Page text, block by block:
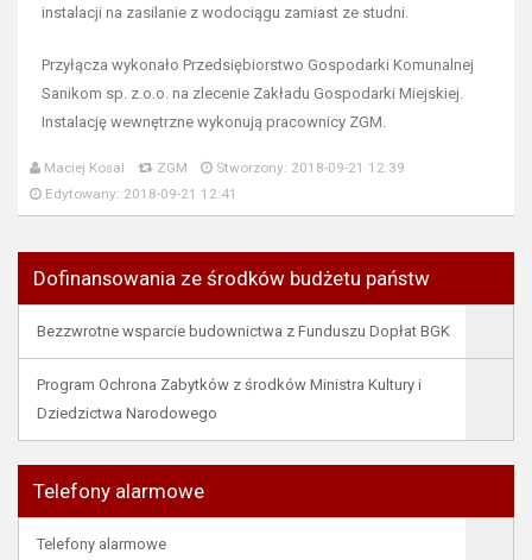
instalacji na zasilanie z wodociągu zamiast ze studni.
Przyłącza wykonało Przedsiębiorstwo Gospodarki Komunalnej
Sanikom sp. z.o.o. na zlecenie Zakładu Gospodarki Miejskiej.
Instalację wewnętrzne wykonują pracownicy ZGM.
Maciej Kosal ZGM
Stworzony: 2018-09-21 12:39
Edytowany: 2018-09-21 12:41
Dofinansowania ze środków budżetu państw
Bezzwrotne wsparcie budownictwa z Funduszu Dopłat BGK
Program Ochrona Zabytków z środków Ministra Kultury i
Dziedzictwa Narodowego
Telefony alarmowe
Telefony alarmowe